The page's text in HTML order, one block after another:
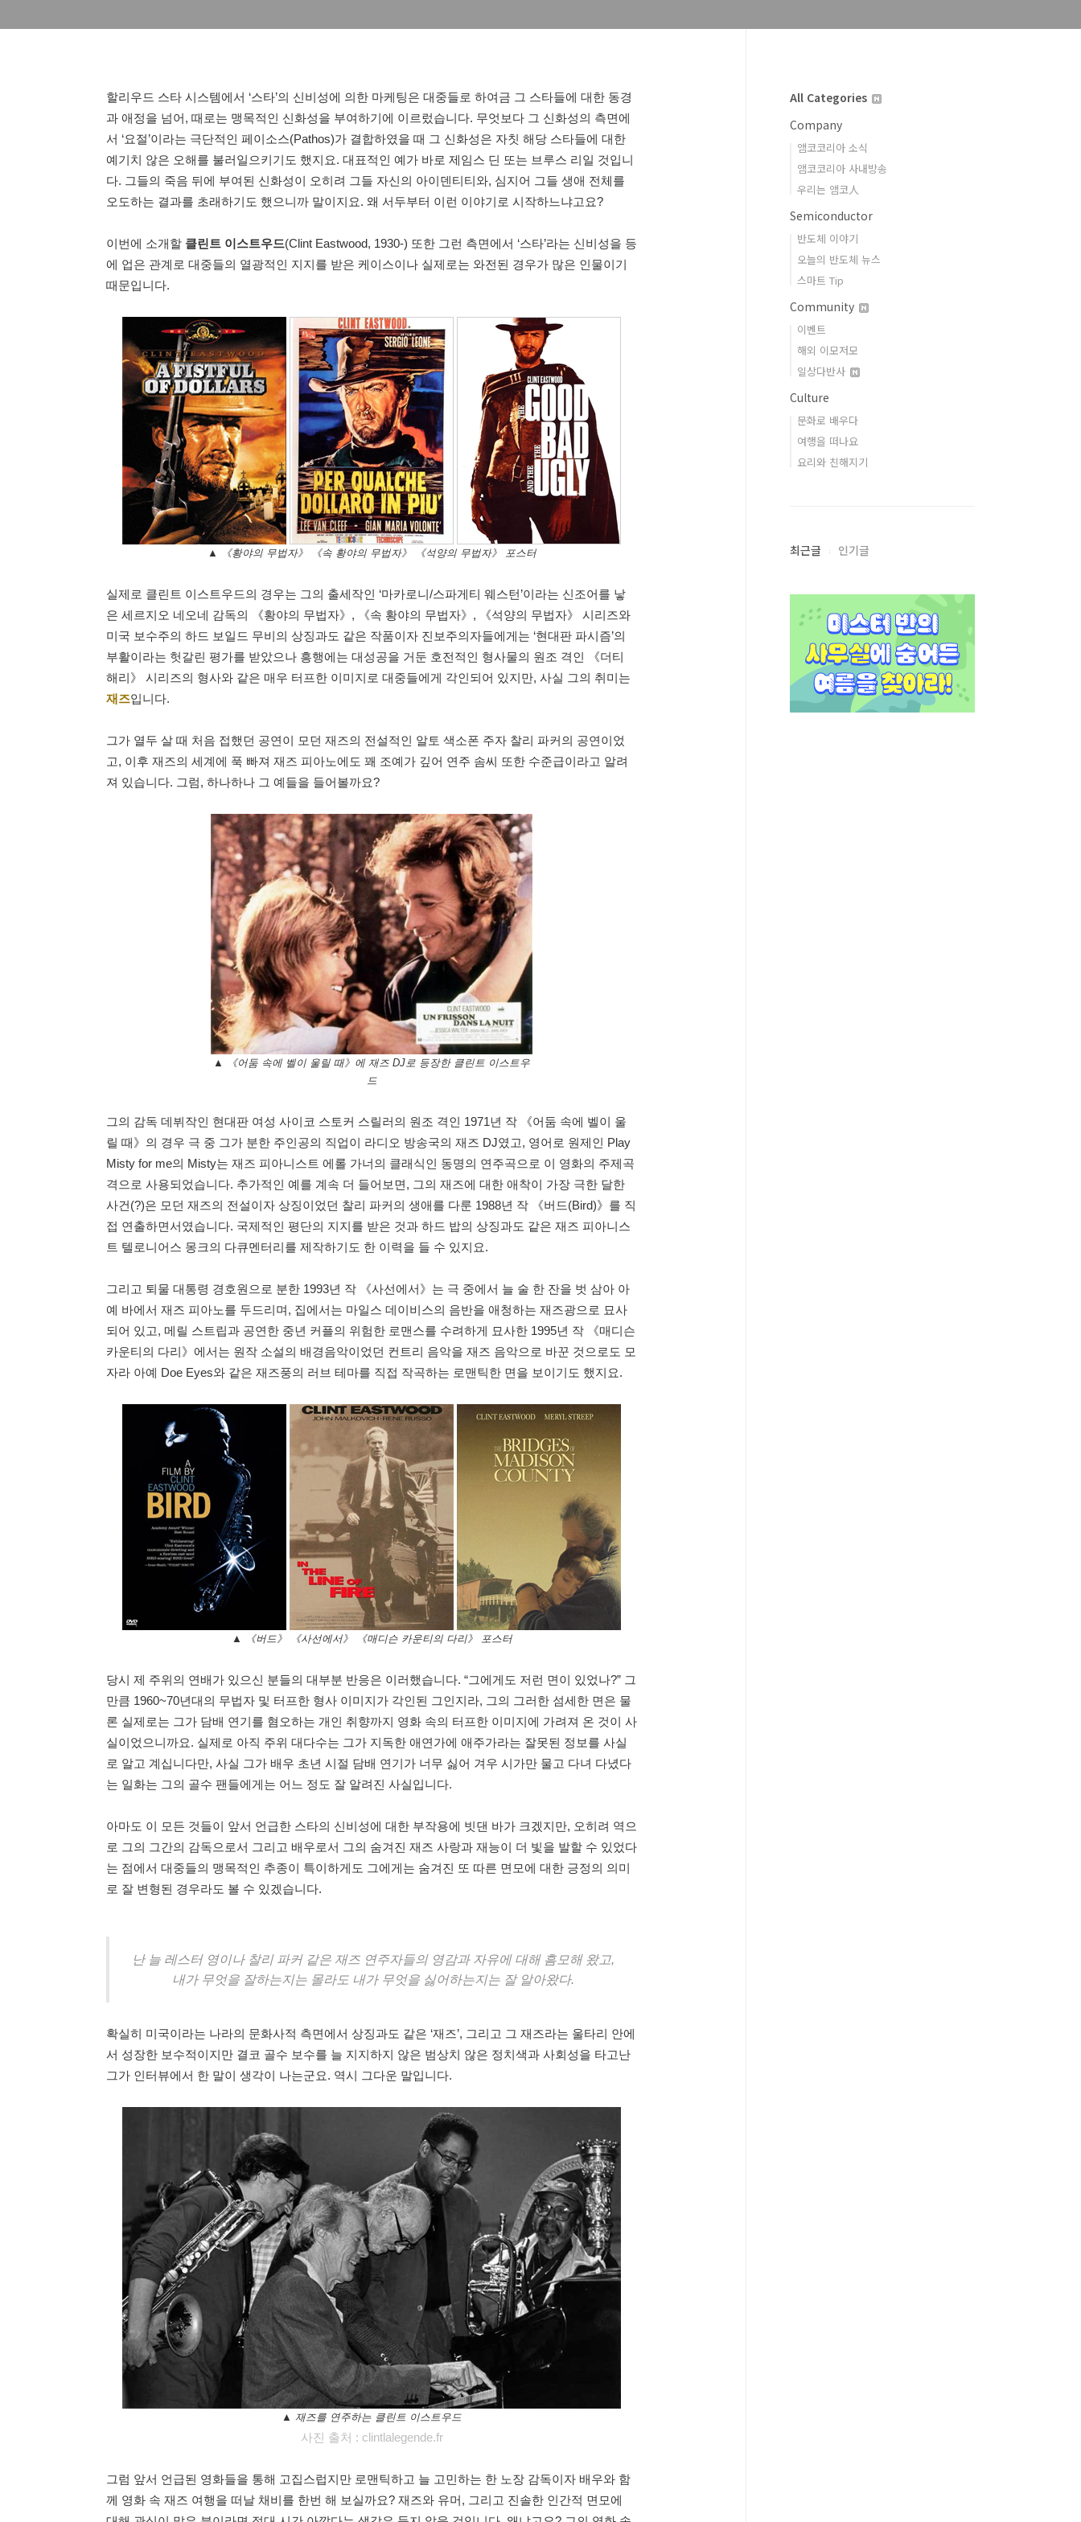
할리우드 스타 시스템에서 ‘스타’의 신비성에 의한 마케팅은 대중들로 하여금 그 스타들에 대한 동경
과 애정을 넘어, 때로는 맹목적인 신화성을 부여하기에 이르렀습니다. 무엇보다 그 신화성의 측면에
서 ‘요절’이라는 극단적인 페이소스(Pathos)가 결합하였을 때 그 신화성은 자칫 해당 스타들에 대한
예기치 않은 오해를 불러일으키기도 했지요. 대표적인 예가 바로 제임스 딘 또는 브루스 리일 것입니
다. 그들의 죽음 뒤에 부여된 신화성이 오히려 그들 자신의 아이덴티티와, 심지어 그들 생애 전체를
오도하는 결과를 초래하기도 했으니까 말이지요. 왜 서두부터 이런 이야기로 시작하느냐고요?
이번에 소개할 클린트 이스트우드(Clint Eastwood, 1930-) 또한 그런 측면에서 ‘스타’라는 신비성을 등
에 업은 관계로 대중들의 열광적인 지지를 받은 케이스이나 실제로는 와전된 경우가 많은 인물이기
때문입니다.
▲ 《황야의 무법자》 《속 황야의 무법자》 《석양의 무법자》 포스터
실제로 클린트 이스트우드의 경우는 그의 출세작인 ‘마카로니/스파게티 웨스턴’이라는 신조어를 낳
은 세르지오 네오네 감독의 《황야의 무법자》, 《속 황야의 무법자》, 《석양의 무법자》 시리즈와
미국 보수주의 하드 보일드 무비의 상징과도 같은 작품이자 진보주의자들에게는 ‘현대판 파시즘’의
부활이라는 헛갈린 평가를 받았으나 흥행에는 대성공을 거둔 호전적인 형사물의 원조 격인 《더티
해리》 시리즈의 형사와 같은 매우 터프한 이미지로 대중들에게 각인되어 있지만, 사실 그의 취미는
재즈입니다.
그가 열두 살 때 처음 접했던 공연이 모던 재즈의 전설적인 알토 색소폰 주자 찰리 파커의 공연이었
고, 이후 재즈의 세계에 푹 빠져 재즈 피아노에도 꽤 조예가 깊어 연주 솜씨 또한 수준급이라고 알려
져 있습니다. 그럼, 하나하나 그 예들을 들어볼까요?
▲ 《어둠 속에 벨이 울릴 때》에 재즈 DJ로 등장한 클린트 이스트우
드
그의 감독 데뷔작인 현대판 여성 사이코 스토커 스릴러의 원조 격인 1971년 작 《어둠 속에 벨이 울
릴 때》의 경우 극 중 그가 분한 주인공의 직업이 라디오 방송국의 재즈 DJ였고, 영어로 원제인 Play
Misty for me의 Misty는 재즈 피아니스트 에롤 가너의 클래식인 동명의 연주곡으로 이 영화의 주제곡
격으로 사용되었습니다. 추가적인 예를 계속 더 들어보면, 그의 재즈에 대한 애착이 가장 극한 달한
사건(?)은 모던 재즈의 전설이자 상징이었던 찰리 파커의 생애를 다룬 1988년 작 《버드(Bird)》를 직
접 연출하면서였습니다. 국제적인 평단의 지지를 받은 것과 하드 밥의 상징과도 같은 재즈 피아니스
트 텔로니어스 몽크의 다큐멘터리를 제작하기도 한 이력을 들 수 있지요.
그리고 퇴물 대통령 경호원으로 분한 1993년 작 《사선에서》는 극 중에서 늘 술 한 잔을 벗 삼아 아
예 바에서 재즈 피아노를 두드리며, 집에서는 마일스 데이비스의 음반을 애청하는 재즈광으로 묘사
되어 있고, 메릴 스트립과 공연한 중년 커플의 위험한 로맨스를 수려하게 묘사한 1995년 작 《매디슨
카운티의 다리》에서는 원작 소설의 배경음악이었던 컨트리 음악을 재즈 음악으로 바꾼 것으로도 모
자라 아예 Doe Eyes와 같은 재즈풍의 러브 테마를 직접 작곡하는 로맨틱한 면을 보이기도 했지요.
▲ 《버드》 《사선에서》 《매디슨 카운티의 다리》 포스터
당시 제 주위의 연배가 있으신 분들의 대부분 반응은 이러했습니다. “그에게도 저런 면이 있었나?” 그
만큼 1960~70년대의 무법자 및 터프한 형사 이미지가 각인된 그인지라, 그의 그러한 섬세한 면은 물
론 실제로는 그가 담배 연기를 혐오하는 개인 취향까지 영화 속의 터프한 이미지에 가려져 온 것이 사
실이었으니까요. 실제로 아직 주위 대다수는 그가 지독한 애연가에 애주가라는 잘못된 정보를 사실
로 알고 계십니다만, 사실 그가 배우 초년 시절 담배 연기가 너무 싫어 겨우 시가만 물고 다녀 다녔다
는 일화는 그의 골수 팬들에게는 어느 정도 잘 알려진 사실입니다.
아마도 이 모든 것들이 앞서 언급한 스타의 신비성에 대한 부작용에 빗댄 바가 크겠지만, 오히려 역으
로 그의 그간의 감독으로서 그리고 배우로서 그의 숨겨진 재즈 사랑과 재능이 더 빛을 발할 수 있었다
는 점에서 대중들의 맹목적인 추종이 특이하게도 그에게는 숨겨진 또 따른 면모에 대한 긍정의 의미
로 잘 변형된 경우라도 볼 수 있겠습니다.
난 늘 레스터 영이나 찰리 파커 같은 재즈 연주자들의 영감과 자유에 대해 흠모해 왔고,
내가 무엇을 잘하는지는 몰라도 내가 무엇을 싫어하는지는 잘 알아왔다.
확실히 미국이라는 나라의 문화사적 측면에서 상징과도 같은 ‘재즈’, 그리고 그 재즈라는 울타리 안에
서 성장한 보수적이지만 결코 골수 보수를 늘 지지하지 않은 범상치 않은 정치색과 사회성을 타고난
그가 인터뷰에서 한 말이 생각이 나는군요. 역시 그다운 말입니다.
▲ 재즈를 연주하는 클린트 이스트우드
사진 출처 : clintlalegende.fr
그럼 앞서 언급된 영화들을 통해 고집스럽지만 로맨틱하고 늘 고민하는 한 노장 감독이자 배우와 함
께 영화 속 재즈 여행을 떠날 채비를 한번 해 보실까요? 재즈와 유머, 그리고 진솔한 인간적 면모에
All Categories
Company
앰코코리아 소식
앰코코리아 사내방송
우리는 앰코人
Semiconductor
반도체 이야기
오늘의 반도체 뉴스
스마트 Tip
Community
이벤트
해외 이모저모
일상다반사
Culture
문화로 배우다
여행을 떠나요
요리와 친해지기
최근글 인기글